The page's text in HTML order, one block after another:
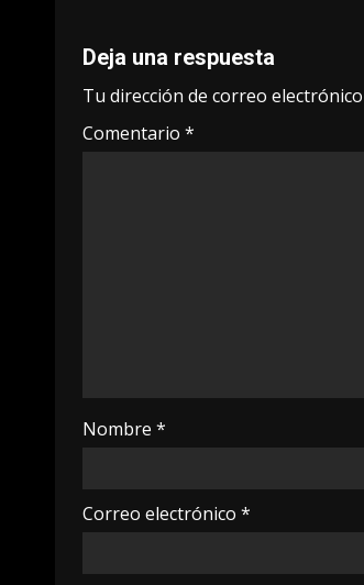
Deja una respuesta
Tu dirección de correo
Comentario *
Nombre *
Correo electrónico *